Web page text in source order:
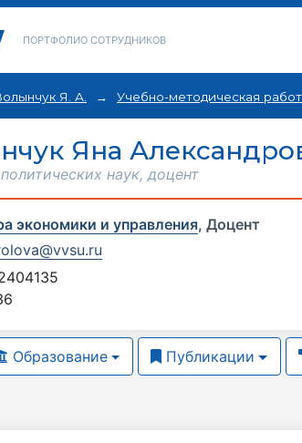
ПОРТФОЛИО СОТРУДНИКОВ
Я. А. Учебно-методическая
Яна
наук, доцент
экономики и управления, Доцент
Образование Публикации